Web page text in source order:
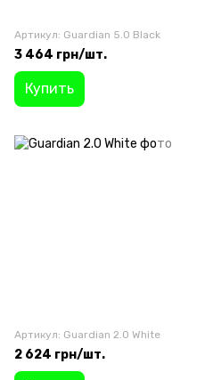
Артикул: Guardian 5.0 Black
3 464 грн/шт.
Купить
Артикул: Guardian 2.0 White
2 624 грн/шт.